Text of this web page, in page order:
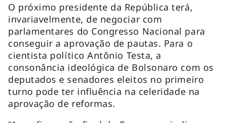
O próximo presidente da República terá,
invariavelmente, de negociar com
parlamentares do Congresso Nacional para
conseguir a aprovação de pautas. Para o
cientista político Antônio Testa, a
consonância ideológica de Bolsonaro com os
deputados e senadores eleitos no primeiro
turno pode ter influência na celeridade na
aprovação de reformas.